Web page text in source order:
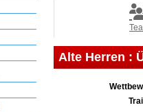
Alte Herren :